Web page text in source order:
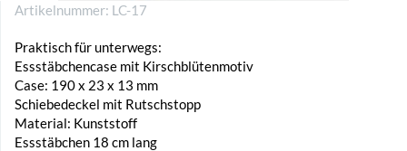
Artikelnummer: LC-17
Praktisch für unterwegs:
Essstäbchencase mit Kirschblütenmotiv
Case: 190 x 23 x 13 mm
Schiebedeckel mit Rutschstopp
Material: Kunststoff
Essstäbchen 18 cm lang